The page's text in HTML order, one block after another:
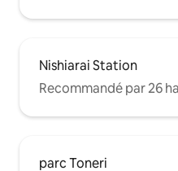
Nishiarai Station
Recommandé par 26
parc Toneri